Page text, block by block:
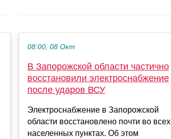
08:00, 08 Окт
В Запорожской области частично
восстановили электроснабжение
после ударов ВСУ
Электроснабжение в Запорожской
области восстановлено почти во всех
населенных пунктах. Об этом